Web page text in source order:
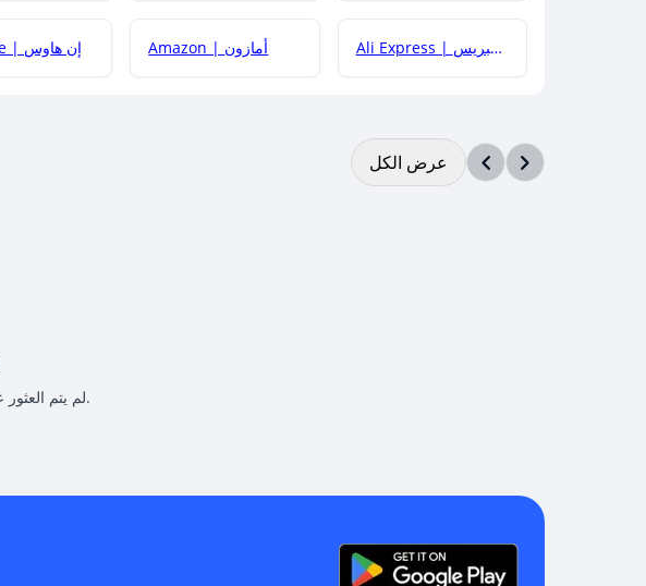
In-House | إن هاوس Amazon | أمازون Ali Express | علي إكسبريس
عرض الكل
لم يتم العثور على مقالات مطابقة للبحث الذي تم تحديده.